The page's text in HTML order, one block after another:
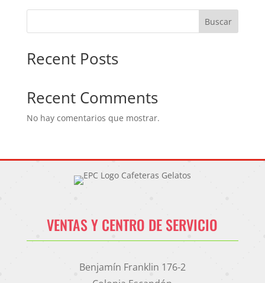
Buscar
Recent Posts
Recent Comments
No hay comentarios que mostrar.
VENTAS Y CENTRO DE SERVICIO
Benjamín Franklin 176-2